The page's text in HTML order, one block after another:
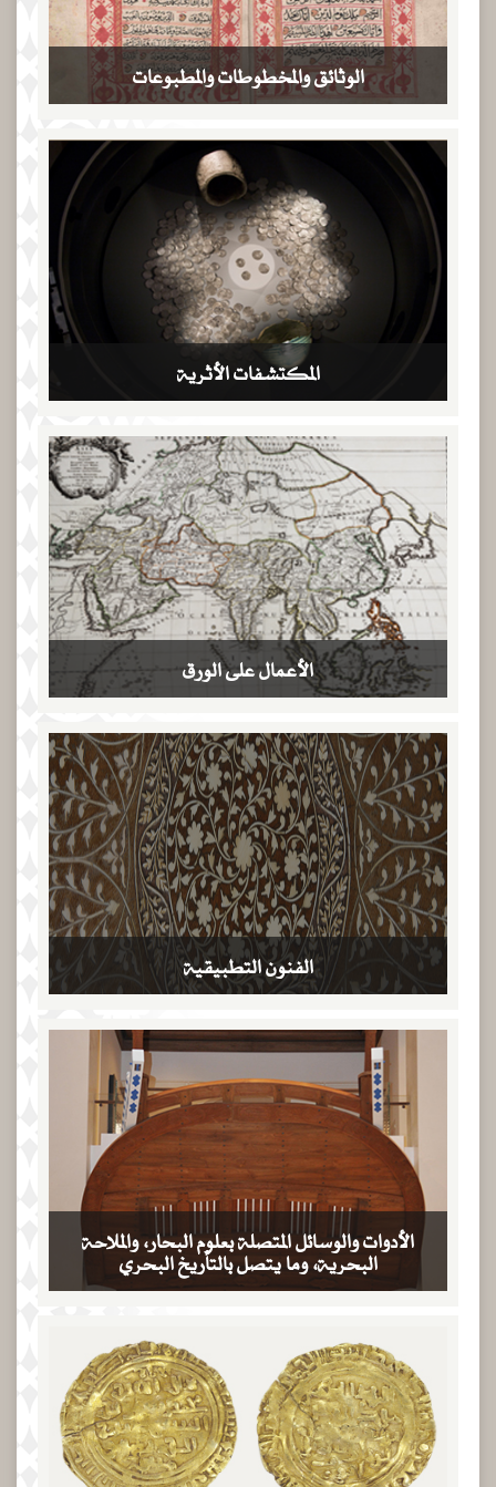
الوثائق والمخطوطات والمطبوعات
المكتشفات الأثرية
الأعمال على الورق
الفنون التطبيقية
الأدوات والوسائل المتصلة بعلوم البحار، والملاحة
البحرية، وما يتصل بالتأريخ البحري